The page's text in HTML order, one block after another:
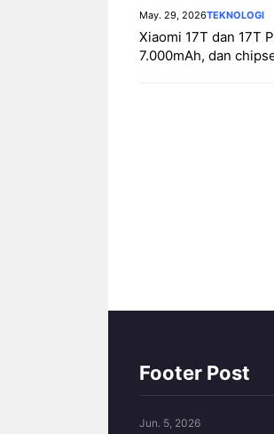
May. 29, 2026TEKNOLOGI
Xiaomi 17T dan 17T
7.000mAh, dan
Footer Post
Jun. 5, 2026